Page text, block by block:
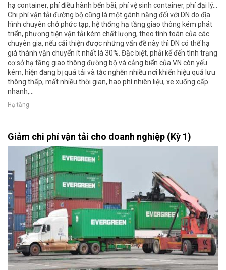
hạ container, phí điều hành bến bãi, phí vệ sinh container, phí đại lý...
Chi phí vận tải đường bộ cũng là một gánh nặng đối với DN do địa
hình chuyên chở phức tạp, hệ thống hạ tầng giao thông kém phát
triển, phương tiện vận tải kém chất lượng, theo tính toán của các
chuyên gia, nếu cải thiện được những vấn đề này thì DN có thể hạ
giá thành vận chuyển ít nhất là 30%. Đặc biệt, phải kể đến tình trạng
cơ sở hạ tầng giao thông đường bộ và cảng biển của VN còn yếu
kém, hiện đang bị quá tải và tắc nghẽn nhiều nơi khiến hiệu quả lưu
thông thấp, mất nhiều thời gian, hao phí nhiên liệu, xe xuống cấp
nhanh,...
Hạ tầng
Giảm chi phí vận tải cho doanh nghiệp (Kỳ 1)